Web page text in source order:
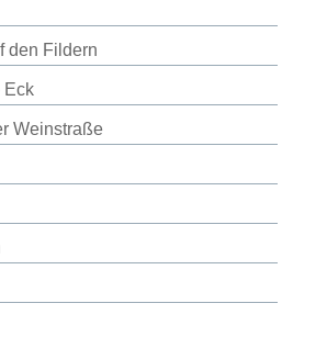
den Fildern
Eck
Weinstraße